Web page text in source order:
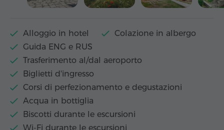
Alloggio in hotel
Colazione in albergo
Guida ENG e RUS
Trasferimento al/dal aeroporto
Biglietti d'ingresso
Corsi di perfezionamento e degustazioni
Acqua in bottiglia
Biscotti durante le escursioni
Wi-Fi durante le escursioni